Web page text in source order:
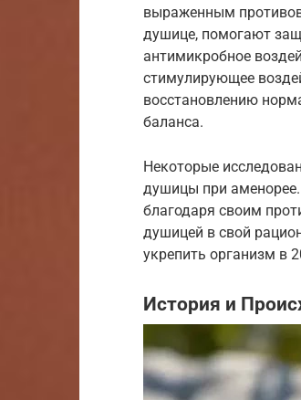
выраженным
душице, помогают
антимикробное
стимулирующее
восстановлению
баланса.
Некоторые
душицы при аменорее.
благодаря своим
душицей в свой
укрепить организм в
История и